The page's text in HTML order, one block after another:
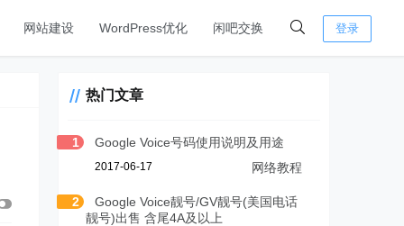
网站建设 WordPress优化 闲吧交换 登录
热门文章
1 Google Voice号码使用说明及用途
2017-06-17 网络教程
2
Google Voice靓号/GV靓号(美国电话
靓号)出售 含尾4A及以上